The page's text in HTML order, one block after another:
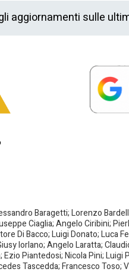
aggiornamenti sulle
Baragetti; Lorenzo
Ciaglia; Angelo Ciribini;
Di Bacco; Luigi Donato; Luca
Iorlano; Angelo Laratta;
Piantedosi; Nicola Pini;
Tascedda; Francesco Toso;